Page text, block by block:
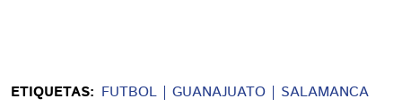
ETIQUETAS: FUTBOL GUANAJUATO SALAMANCA